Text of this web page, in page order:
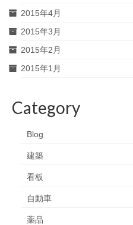
2015年4月
2015年3月
2015年2月
2015年1月
Category
Blog
建築
看板
自動車
薬品